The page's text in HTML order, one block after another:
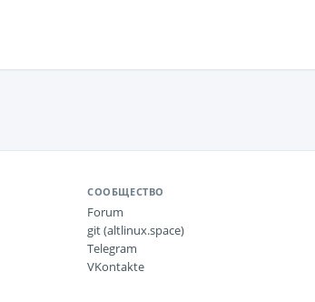
СООБЩЕСТВО
Forum
git (altlinux.space)
Telegram
VKontakte